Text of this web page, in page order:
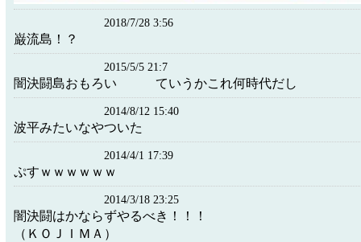
2018/7/28 3:56
巌流島！？
2015/5/5 21:7
闇決闘島おもろい ていうかこれ何時代だし
2014/8/12 15:40
波平みたいなやついた
2014/4/1 17:39
ぷすｗｗｗｗｗｗ
2014/3/18 23:25
闇決闘はかならずやるべき！！！
（ＫＯＪＩＭＡ）